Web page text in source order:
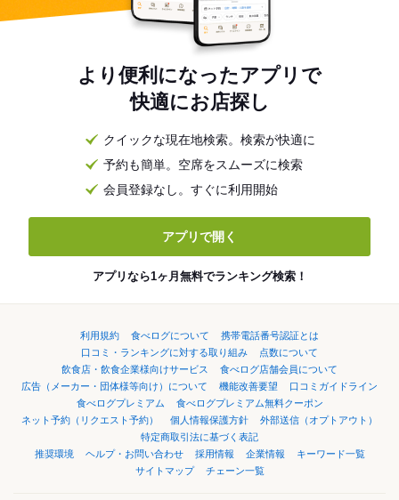
より便利になったアプリで
快適にお店探し
クイックな現在地検索。検索が快適に
予約も簡単。空席をスムーズに検索
会員登録なし。すぐに利用開始
アプリで開く
アプリなら1ヶ月無料でランキング検索！
利用規約 食べログについて
携帯電話番号認証とは
口コミ・ランキングに対する取り組み
点数について
飲食店・飲食企業様向けサービス
食べログ店舗会員について
広告（メーカー・団体様等向け）について
機能改善要望
口コミガイドライン
食べログプレミアム
食べログプレミアム無料クーポン
ネット予約（リクエスト予約）
個人情報保護方針
外部送信（オプトアウト）
特定商取引法に基づく表記
推奨環境
ヘルプ・お問い合わせ 採用情報 企業情報
キーワード一覧
サイトマップ
チェーン一覧